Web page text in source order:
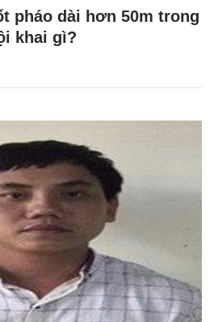
pháo dài hơn 50m trong
khai gì?